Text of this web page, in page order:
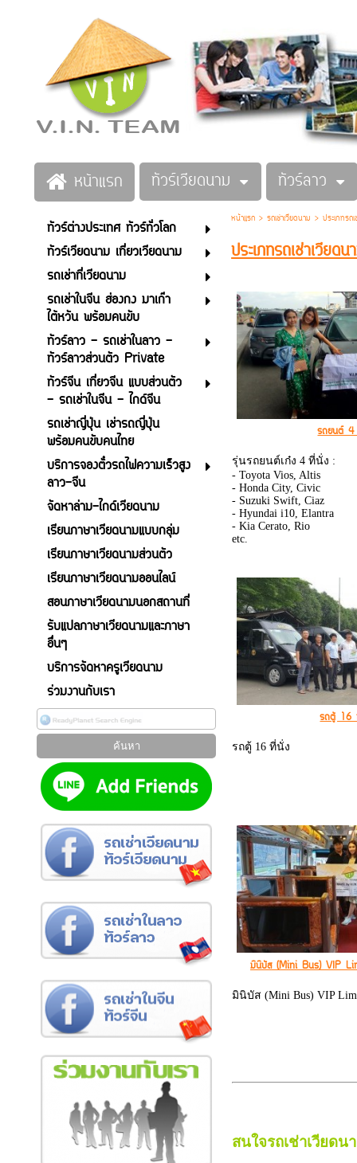
หน้าแรก ทัวร์เวียดนาม ทัวร์ลาว
ทัวร์ต่างประเทศ ทัวร์ทั่วโลก
ทัวร์เวียดนาม เที่ยวเวียดนาม
รถเช่าที่เวียดนาม
รถเช่าในจีน ฮ่องกง มาเก๊า
ไต้หวัน พร้อมคนขับ
ทัวร์ลาว - รถเช่าในลาว -
ทัวร์ลาวส่วนตัว Private
ทัวร์จีน เที่ยวจีน แบบส่วนตัว
- รถเช่าในจีน - ไกด์จีน
รถเช่าญี่ปุ่น เช่ารถญี่ปุ่น
พร้อมคนขับคนไทย
บริการจองตั๋วรถไฟความเร็วสูง
ลาว-จีน
จัดหาล่าม-ไกด์เวียดนาม
เรียนภาษาเวียดนามแบบกลุ่ม
เรียนภาษาเวียดนามส่วนตัว
เรียนภาษาเวียดนามออนไลน์
สอนภาษาเวียดนามนอกสถานที่
รับแปลภาษาเวียดนามและภาษา
อื่นๆ
บริการจัดหาครูเวียดนาม
ร่วมงานกับเรา
หน้าแรก > รถเช่าเวียดนาม > ประเภทรถเ
ประเภทรถเช่าเวีย
รถยนต์ 4
รุ่นรถยนต์เก๋ง 4 ที่นั่ง :
- Toyota Vios, Altis
- Honda City, Civic
- Suzuki Swift, Ciaz
- Hyundai i10, Elantra
- Kia Cerato, Rio
etc.
รถตู้ 16
รถตู้ 16 ที่นั่ง
มินิบัส (Mini Bus) VIP
มินิบัส (Mini Bus) VIP
สนใจรถเช่าเวียดน